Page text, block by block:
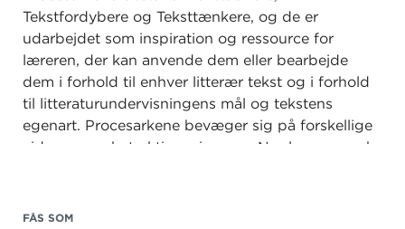
Tekstfordybere og Teksttænkere, og de er
udarbejdet som inspiration og ressource for
læreren, der kan anvende dem eller bearbejde
dem i forhold til enhver litterær tekst og i forhold
til litteraturundervisningens mål og tekstens
egenart. Procesarkene bevæger sig på forskellige
videns- og abstraktionsniveauer: Nogle procesark
fokuserer på, at eleverne indoptager og
FÅS SOM